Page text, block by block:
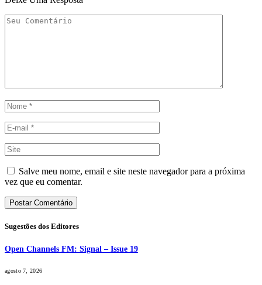
Salve meu nome, email e site neste navegador para a próxima
vez que eu comentar.
Sugestões dos Editores
Open Channels FM: Signal – Issue 19
agosto 7, 2026